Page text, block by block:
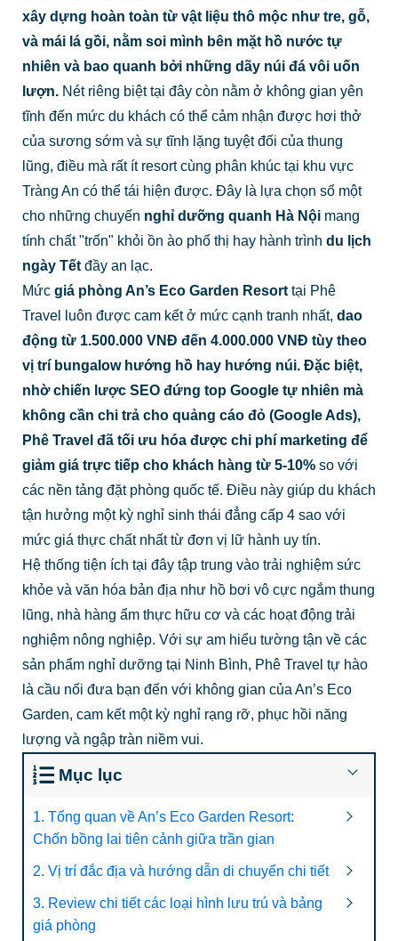
xây dựng hoàn toàn từ vật liệu thô mộc như tre, gỗ,
và mái lá gồi, nằm soi mình bên mặt hồ nước tự
nhiên và bao quanh bởi những dãy núi đá vôi uốn
lượn. Nét riêng biệt tại đây còn nằm ở không gian yên
tĩnh đến mức du khách có thể cảm nhận được hơi thở
của sương sớm và sự tĩnh lặng tuyệt đối của thung
lũng, điều mà rất ít resort cùng phân khúc tại khu vực
Tràng An có thể tái hiện được. Đây là lựa chọn số một
cho những chuyến nghỉ dưỡng quanh Hà Nộimang
tính chất "trốn" khỏi ồn ào phố thị hay hành trình du lịch
ngày Tếtđầy an lạc.
Mức giá phòng An’s Eco Garden Resorttại Phê
Travel luôn được cam kết ở mức cạnh tranh nhất, dao
động từ 1.500.000 VNĐ đến 4.000.000 VNĐ tùy theo
vị trí bungalow hướng hồ hay hướng núi. Đặc biệt,
nhờ chiến lược SEO đứng top Google tự nhiên mà
không cần chi trả cho quảng cáo đỏ (Google Ads),
Phê Travel đã tối ưu hóa được chi phí marketing để
giảm giá trực tiếp cho khách hàng từ 5-10%so với
các nền tảng đặt phòng quốc tế. Điều này giúp du khách
tận hưởng một kỳ nghỉ sinh thái đẳng cấp 4 sao với
mức giá thực chất nhất từ đơn vị lữ hành uy tín.
Hệ thống tiện ích tại đây tập trung vào trải nghiệm sức
khỏe và văn hóa bản địa như hồ bơi vô cực ngắm thung
lũng, nhà hàng ẩm thực hữu cơ và các hoạt động trải
nghiệm nông nghiệp. Với sự am hiểu tường tận về các
sản phẩm nghỉ dưỡng tại Ninh Bình, Phê Travel tự hào
là cầu nối đưa bạn đến với không gian của An’s Eco
Garden, cam kết một kỳ nghỉ rạng rỡ, phục hồi năng
lượng và ngập tràn niềm vui.
Mục lục
1. Tổng quan về An’s Eco Garden Resort:
Chốn bồng lai tiên cảnh giữa trần gian
2. Vị trí đắc địa và hướng dẫn di chuyển chi tiết
3. Review chi tiết các loại hình lưu trú và bảng
giá phòng